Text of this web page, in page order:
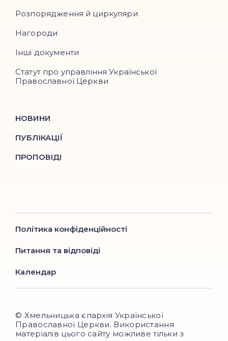
Розпорядження й циркуляри
Нагороди
Інші документи
Статут про управління Української
Православної Церкви
НОВИНИ
ПУБЛІКАЦІЇ
ПРОПОВІДІ
Політика конфіденційності
Питання та відповіді
Календар
© Хмельницька єпархія Української
Православної Церкви. Використання
матеріалів цього сайту можливе тільки з